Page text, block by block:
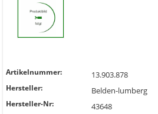
Artikelnummer: 13.903.878
Hersteller: Belden-lumberg
Hersteller-Nr: 43648